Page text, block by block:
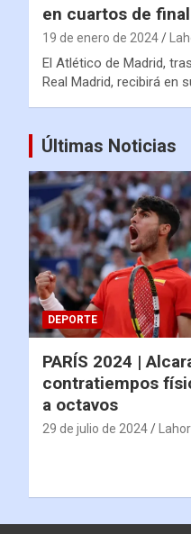
en cuartos de
19 de enero de 2024
El Atlético de Madrid,
Real Madrid, recibirá en
Últimas Noticias
DEPORTE
PARÍS 2024 |
contratiempos
a octavos
29 de julio de 2024